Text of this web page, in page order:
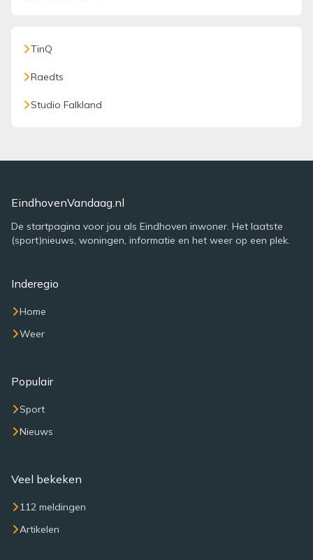
TinQ
Raedts
Studio Falkland
EindhovenVandaag.nl
De startpagina voor jou als Eindhoven inwoner. Het laatste
(sport)nieuws, woningen, informatie en het weer op een plek.
Inderegio
Home
Weer
Populair
Sport
Nieuws
Veel bekeken
112 meldingen
Artikelen